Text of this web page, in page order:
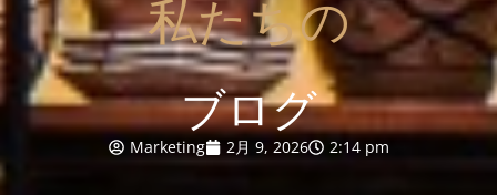
私たちの
ブログ
Marketing 2月 9, 2026 2:14 pm